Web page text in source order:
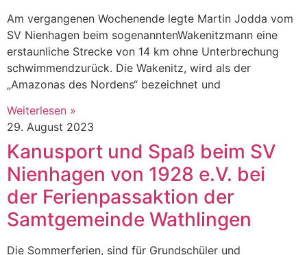
Am vergangenen Wochenende legte Martin Jodda vom
SV Nienhagen beim sogenanntenWakenitzmann eine
erstaunliche Strecke von 14 km ohne Unterbrechung
schwimmendzurück. Die Wakenitz, wird als der
„Amazonas des Nordens“ bezeichnet und
Weiterlesen »
29. August 2023
Kanusport und Spaß beim SV
Nienhagen von 1928 e.V. bei
der Ferienpassaktion der
Samtgemeinde Wathlingen
Die Sommerferien, sind für Grundschüler und